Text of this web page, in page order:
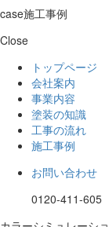
case施工事例
Close
トップページ
会社案内
事業内容
塗装の知識
工事の流れ
施工事例
お問い合わせ
0120-411-605